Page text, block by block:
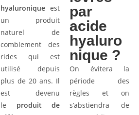
hyaluroniqueest
un produit
naturel de
comblement des
rides qui est
utilisé depuis
plus de 20 ans. Il
est devenu
le produit de
par
acide
hyaluro
nique ?
On évitera la
période des
règles et on
s’abstiendra de